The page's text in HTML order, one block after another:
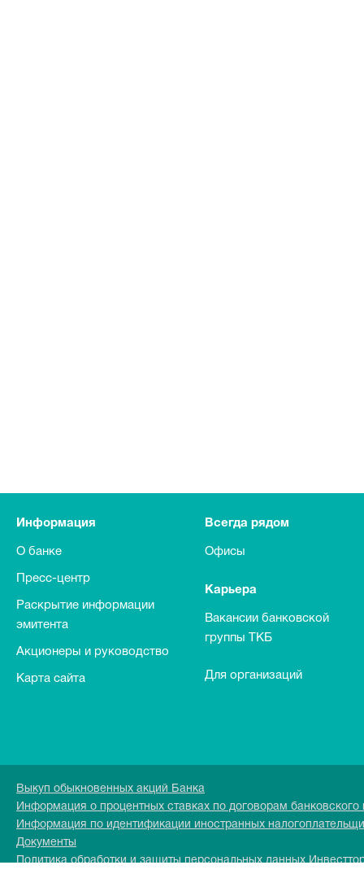
Информация
О банке
Пресс-центр
Раскрытие информации
эмитента
Акционеры и руководство
Карта сайта
Всегда рядом
Офисы
Карьера
Вакансии банковской
группы ТКБ
Для организаций
Выкуп обыкновенных акций Банка
Информация о процентных ставках по договорам
Информация по идентификации иностранных
Документы
Политика обработки и защиты персональных данных